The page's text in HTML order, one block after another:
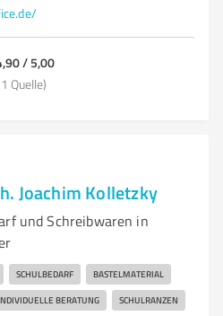
/ 5,00
Quelle)
Joachim Kolletzky
und Schreibwaren in
SCHULBEDARF BASTELMATERIAL
BERATUNG SCHULRANZEN